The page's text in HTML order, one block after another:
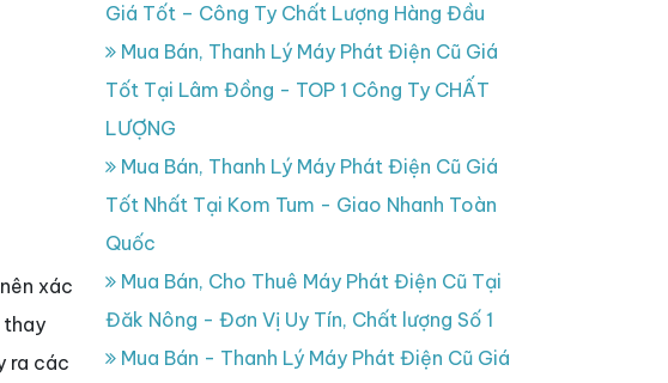
xác
thay
ra các
Giá Tốt – Công Ty Chất Lượng Hàng Đầu
Mua Bán, Thanh Lý Máy Phát Điện Cũ Giá
Tốt Tại Lâm Đồng - TOP 1 Công Ty CHẤT
LƯỢNG
Mua Bán, Thanh Lý Máy Phát Điện Cũ Giá
Tốt Nhất Tại Kom Tum - Giao Nhanh Toàn
Quốc
Mua Bán, Cho Thuê Máy Phát Điện Cũ Tại
Đăk Nông - Đơn Vị Uy Tín, Chất lượng Số 1
Mua Bán - Thanh Lý Máy Phát Điện Cũ Giá